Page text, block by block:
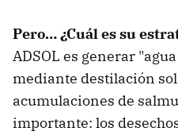
Pero… ¿Cuál es su
ADSOL es generar
mediante destilación
acumulaciones de
importante: los